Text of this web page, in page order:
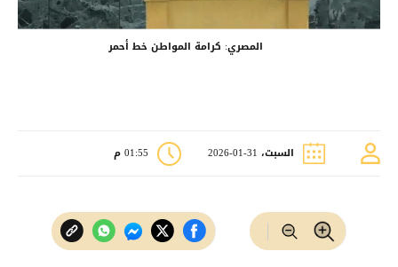
المصري: كرامة المواطن خط أحمر
السبت، 31-01-2026 01:55 م